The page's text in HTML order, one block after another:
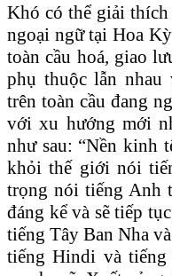
Khó có thể giải thích
ngoại ngữ tại Hoa
toàn cầu hoá, giao
phụ thuộc lẫn
trên toàn cầu đang
với xu hướng mới
như sau: “Nền kinh
khỏi thế giới nói
trọng nói tiếng Anh
đáng kể và sẽ tiếp
tiếng Tây Ban Nha
tiếng Hindi và tiếng